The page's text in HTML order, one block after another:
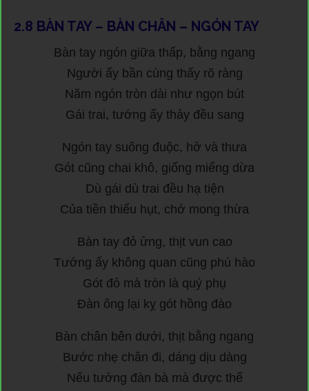
2.8 BÀN TAY – BÀN CHÂN – NGÓN TAY
Bàn tay ngón giữa thấp, bằng ngang
Người ấy bần cùng thấy rõ ràng
Năm ngón tròn dài như ngọn bút
Gái trai, tướng ấy thảy đều sang
Ngón tay suông đuộc, hở và thưa
Gót cũng chai khô, giống miểng dừa
Dù gái dù trai đều hạ tiện
Của tiền thiếu hụt, chớ mong thừa
Bàn tay đỏ ửng, thịt vun cao
Tướng ấy không quan cũng phú hào
Gót đỏ mà tròn là quý phụ
Đàn ông lại kỵ gót hồng đào
Bàn chân bên dưới, thịt bằng ngang
Bước nhẹ chân đi, dáng dịu dàng
Nếu tướng đàn bà mà được thế